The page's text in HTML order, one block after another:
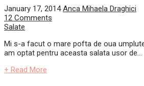
January 17, 2014 Anca Mihaela Draghici
12 Comments
Salate
Mi s-a facut o mare pofta de oua
am optat pentru aceasta salata usor de...
+ Read More